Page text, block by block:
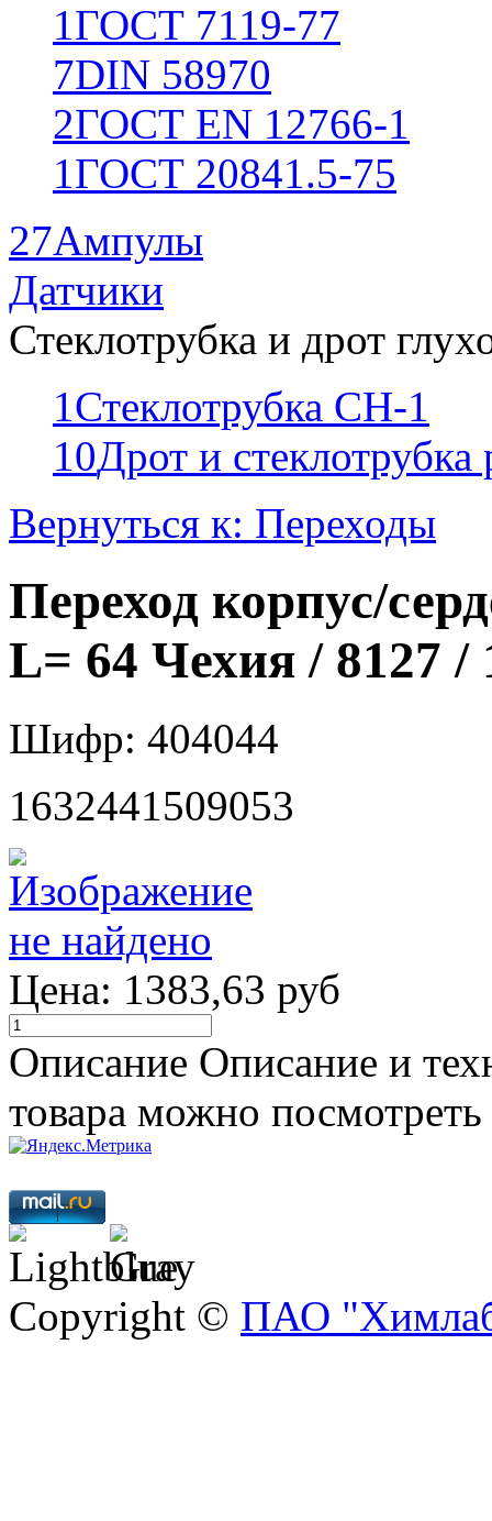
1ГОСТ 7119-77
7DIN 58970
2ГОСТ EN 12766-1
1ГОСТ 20841.5-75
27Ампулы
Датчики
Стеклотрубка и дрот
1Стеклотрубка СН-1
10Дрот и
Вернуться к: Переходы
Переход корпус/
L= 64 Чехия / 8127 /
Шифр: 404044
1632441509053
Цена: 1383,63 руб
Описание Описание и
товара можно
Copyright © ПАО